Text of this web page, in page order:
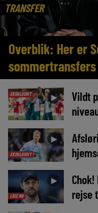
TRANSFER
Overblik: Her er
EKSKLUSIVT ►
Vildt
EKSKLUSIVT
►
LIGE NU
►
rejse